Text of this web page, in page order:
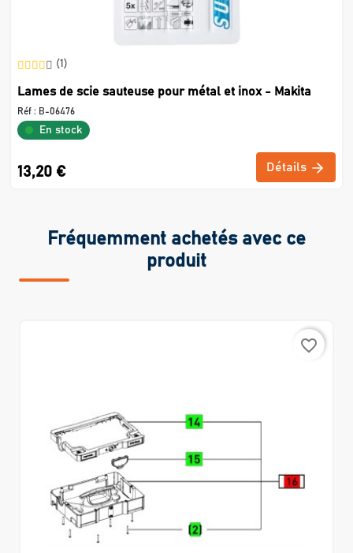
(1)
Lames de scie sauteuse pour métal et inox - Makita
Réf : B-06476
En stock
13,20 € Détails
Fréquemment achetés avec ce
produit
favorite_border